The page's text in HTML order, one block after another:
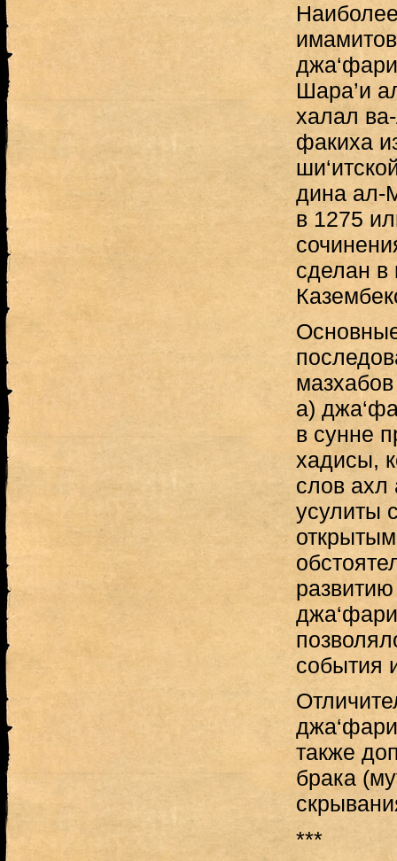
Шара’и
халал
факиха
дина ал-
в 1275
сделан
а)
в сунне
хадисы,
слов ахл
усулиты
события
также
брака
***